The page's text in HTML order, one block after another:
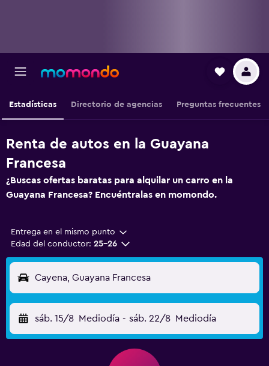
Estadísticas Directorio de agencias Preguntas frecuentes
Renta de autos en la Guayana
Francesa
¿Buscas ofertas baratas para alquilar un carro en la
Guayana Francesa? Encuéntralas en momondo.
Entrega en el mismo punto
Edad del conductor: 25-26
Cayena, Guayana Francesa
sáb. 15/8 Mediodía - sáb. 22/8 Mediodía